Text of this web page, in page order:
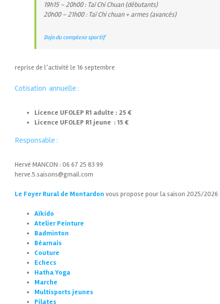
19h15 – 20h00 : Taï Chi Chuan (débutants)
20h00 – 21h00 : Taï Chi chuan + armes (avancés)
Dojo du complexe sportif
reprise de l’activité le 16 septembre
Cotisation annuelle :
Licence UFOLEP R1 adulte : 25 €
Licence UFOLEP R1 jeune : 15 €
Responsable :
Hervé MANCON : 06 67 25 83 99
herve.5.saisons@gmail.com
Le Foyer Rural de Montardon vous propose pour la saison 2025/2026
Aïkido
Atelier Peinture
Badminton
Béarnais
Couture
Echecs
Hatha Yoga
Marche
Multisports jeunes
Pilates